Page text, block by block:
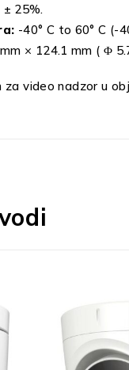
± 25%.
-40° C to 60° C (-
× 124.1 mm ( Φ
za video nadzor u